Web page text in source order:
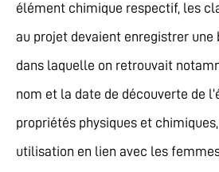
élément chimique respectif, les
au projet devaient enregistrer une
dans laquelle on retrouvait
nom et la date de découverte de
propriétés physiques et chimiques,
utilisation en lien avec les